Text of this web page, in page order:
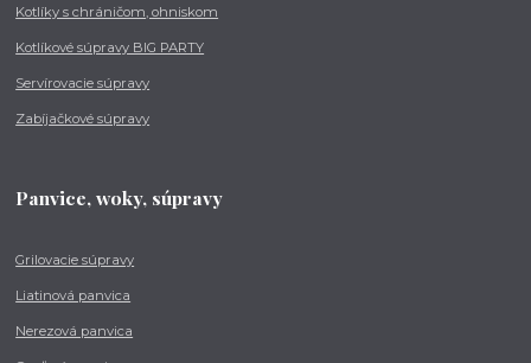
Kotlíky s chráničom, ohniskom
Kotlíkové súpravy BIG PARTY
Servírovacie súpravy
Zabíjačkové súpravy
Panvice, woky, súpravy
Grilovacie súpravy
Liatinová panvica
Nerezová panvica